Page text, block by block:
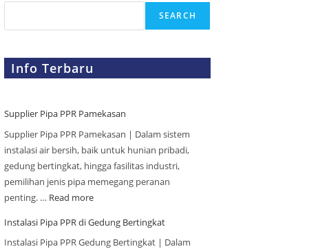
SEARCH
Info Terbaru
Supplier Pipa PPR Pamekasan
Supplier Pipa PPR Pamekasan | Dalam sistem
instalasi air bersih, baik untuk hunian pribadi,
gedung bertingkat, hingga fasilitas industri,
pemilihan jenis pipa memegang peranan
penting. … Read more
Instalasi Pipa PPR di Gedung Bertingkat
Instalasi Pipa PPR Gedung Bertingkat | Dalam